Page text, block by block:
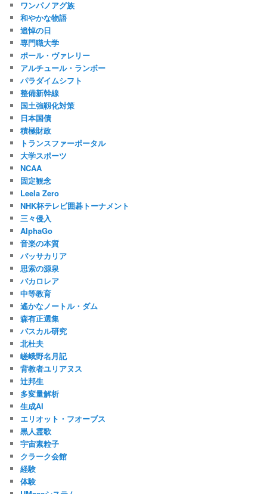
ワンパノアグ族
和やかな物語
追悼の日
専門職大学
ポール・ヴァレリー
アルチュール・ランボー
パラダイムシフト
整備新幹線
国土強靱化対策
日本国債
積極財政
トランスファーポータル
大学スポーツ
NCAA
固定観念
Leela Zero
NHK杯テレビ囲碁トーナメント
三々侵入
AlphaGo
音楽の本質
パッサカリア
思索の源泉
バカロレア
中等教育
遙かなノートル・ダム
森有正選集
パスカル研究
北杜夫
嵯峨野名月記
背教者ユリアヌス
辻邦生
多変量解析
生成AI
エリオット・フオーブス
黒人霊歌
宇宙素粒子
クラーク会館
経験
体験